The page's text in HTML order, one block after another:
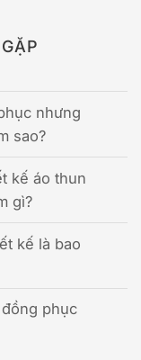
nhưng
sao?
kế áo thun
gì?
kế là bao
phục